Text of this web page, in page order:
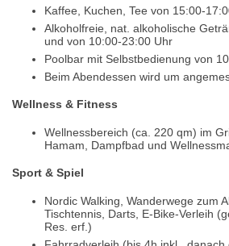
Kaffee, Kuchen, Tee von 15:00-
Alkoholfreie, nat. alkoholische
und von 10:00-23:00 Uhr
Poolbar mit Selbstbedienung von
Beim Abendessen wird um
Wellness & Fitness
Wellnessbereich (ca. 220 qm) im
Hamam, Dampfbad und
Sport & Spiel
Nordic Walking, Wanderwege zum
Tischtennis, Darts, E-Bike-Verleih
Res. erf.)